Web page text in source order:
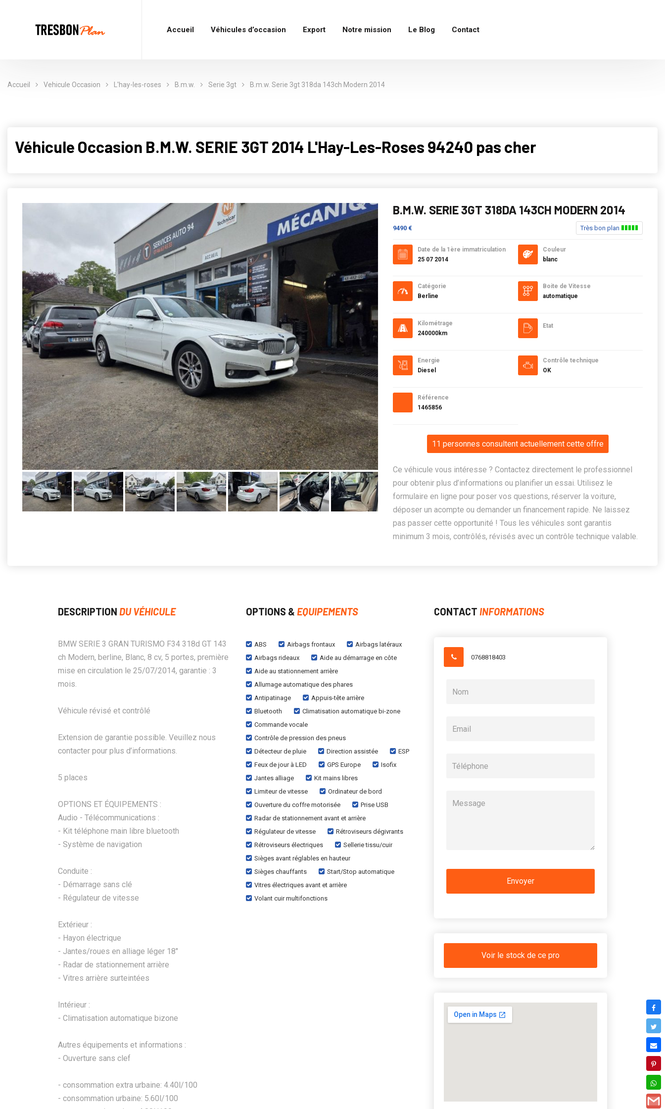
Accueil Véhicules d’occasion Export Notre mission Le Blog Contact
Accueil Vehicule Occasion L'hay-les-roses B.m.w. Serie 3gt B.m.w. Serie 3gt 318da 143ch Modern 2014
Véhicule Occasion B.M.W. SERIE 3GT 2014 L'Hay-Les-Roses 94240 pas cher
B.M.W. SERIE 3GT 318DA 143CH MODERN 2014
9490 € Très bon plan
Date de la 1ère immatriculation
25 07 2014
Catégorie
Berline
Kilométrage
240000km
Energie
Diesel
Référence
1465856
Couleur
blanc
Boite de Vitesse
automatique
Etat
Contrôle technique
OK
11 personnes consultent actuellement cette offre
Ce véhicule vous intéresse ? Contactez directement le professionnel
pour obtenir plus d’informations ou planifier un essai. Utilisez le
formulaire en ligne pour poser vos questions, réserver la voiture,
déposer un acompte ou demander un financement rapide. Ne laissez
pas passer cette opportunité ! Tous les véhicules sont garantis
minimum 3 mois, contrôlés, révisés avec un contrôle technique valable.
DESCRIPTION DU VÉHICULE
BMW SERIE 3 GRAN TURISMO F34 318d GT 143
ch Modern, berline, Blanc, 8 cv, 5 portes, première
mise en circulation le 25/07/2014, garantie : 3
mois.
Véhicule révisé et contrôlé
Extension de garantie possible. Veuillez nous
contacter pour plus d’informations.
5 places
OPTIONS ET ÉQUIPEMENTS :
Audio - Télécommunications :
- Kit téléphone main libre bluetooth
- Système de navigation
Conduite :
- Démarrage sans clé
- Régulateur de vitesse
Extérieur :
- Hayon électrique
- Jantes/roues en alliage léger 18"
- Radar de stationnement arrière
- Vitres arrière surteintées
Intérieur :
- Climatisation automatique bizone
Autres équipements et informations :
- Ouverture sans clef
- consommation extra urbaine: 4.40l/100
- consommation urbaine: 5.60l/100
OPTIONS & EQUIPEMENTS
ABS Airbags frontaux
Airbags latéraux
Airbags rideaux
Aide au démarrage en côte
Aide au stationnement arrière
Allumage automatique des phares
Antipatinage
Appuis-tête arrière
Bluetooth
Climatisation automatique bi-zone
Commande vocale
Contrôle de pression des pneus
Détecteur de pluie
Direction assistée
ESP
Feux de jour à LED
GPS Europe
Isofix
Jantes alliage
Kit mains libres
Limiteur de vitesse
Ordinateur de bord
Ouverture du coffre motorisée
Prise USB
Radar de stationnement avant et arrière
Régulateur de vitesse
Rétroviseurs dégivrants
Rétroviseurs électriques
Sellerie tissu/cuir
Sièges avant réglables en hauteur
Sièges chauffants
Start/Stop automatique
Vitres électriques avant et arrière
Volant cuir multifonctions
CONTACT INFORMATIONS
0768818403
Voir le stock de ce pro